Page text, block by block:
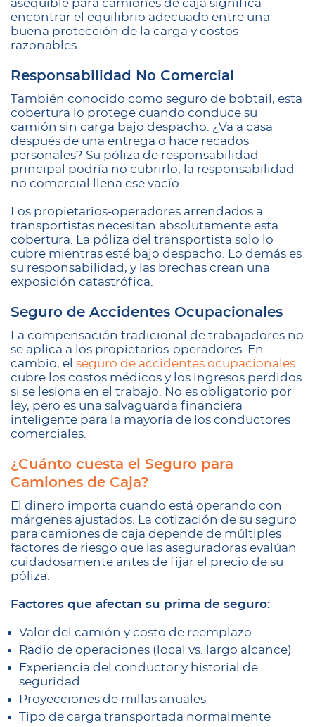
asequible para camiones de caja significa
encontrar el equilibrio adecuado entre una
buena protección de la carga y costos
razonables.
Responsabilidad No Comercial
También conocido como seguro de bobtail, esta
cobertura lo protege cuando conduce su
camión sin carga bajo despacho. ¿Va a casa
después de una entrega o hace recados
personales? Su póliza de responsabilidad
principal podría no cubrirlo; la responsabilidad
no comercial llena ese vacío.
Los propietarios-operadores arrendados a
transportistas necesitan absolutamente esta
cobertura. La póliza del transportista solo lo
cubre mientras esté bajo despacho. Lo demás es
su responsabilidad, y las brechas crean una
exposición catastrófica.
Seguro de Accidentes Ocupacionales
La compensación tradicional de trabajadores no
se aplica a los propietarios-operadores. En
cambio, el seguro de accidentes ocupacionales
cubre los costos médicos y los ingresos perdidos
si se lesiona en el trabajo. No es obligatorio por
ley, pero es una salvaguarda financiera
inteligente para la mayoría de los conductores
comerciales.
¿Cuánto cuesta el Seguro para
Camiones de Caja?
El dinero importa cuando está operando con
márgenes ajustados. La cotización de su seguro
para camiones de caja depende de múltiples
factores de riesgo que las aseguradoras evalúan
cuidadosamente antes de fijar el precio de su
póliza.
Factores que afectan su prima de seguro:
Valor del camión y costo de reemplazo
Radio de operaciones (local vs. largo alcance)
Experiencia del conductor y historial de
seguridad
Proyecciones de millas anuales
Tipo de carga transportada normalmente